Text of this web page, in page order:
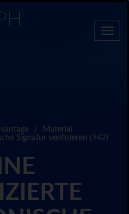
Material
Signatur verifizieren (942)